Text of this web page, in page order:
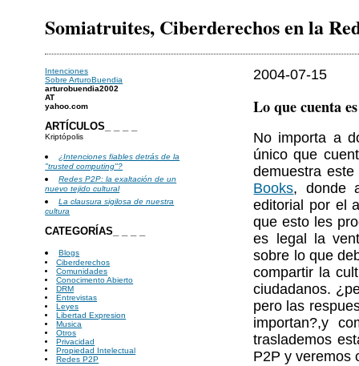
Somiatruites, Ciberderechos en la
Intenciones
Sobre ArturoBuendia
arturobuendia2002
AT
yahoo.com
ARTÍCULOS_ _ _ _
Kriptópolis
¿Intenciones fiables detrás de la
"trusted computing"?
Redes P2P: la exaltación de un
nuevo tejido cultural
La clausura sigilosa de nuestra
cultura
CATEGORÍAS_ _ _ _
Blogs
Ciberderechos
Comunidades
Conocimento Abierto
DRM
Entrevistas
Leyes
Libertad Expresion
Musica
Otros
Privacidad
Propiedad Intelectual
Redes P2P
2004-07-15
Lo que cuenta
No importa a
único que
demuestra
Books, donde
editorial por el
que esto les
es legal la
sobre lo que
compartir la
ciudadanos.
pero las
importan?,y
traslademos
P2P y veremos